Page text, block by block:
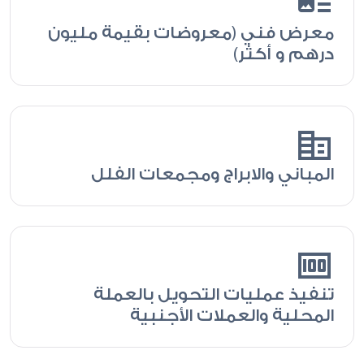
معرض فني (معروضات بقيمة مليون
درهم و أكثر)
corporate_fare
المباني والابراج ومجمعات الفلل
money
تنفيذ عمليات التحويل بالعملة
المحلية والعملات الأجنبية